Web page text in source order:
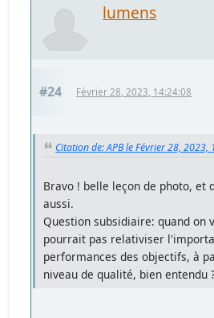
lumens
#24 Février 28, 2023, 14:24:08
Citation de: APB le Février 28, 2023,
Bravo ! belle leçon de photo, et
aussi.
Question subsidiaire: quand on
pourrait pas relativiser
performances des objectifs, à
niveau de qualité, bien entendu